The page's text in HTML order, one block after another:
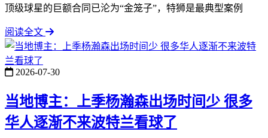
顶级球星的巨额合同已沦为“金笼子”，特狮是最典型案例
阅读全文
2026-07-30
当地博主：上季杨瀚森出场时间少 很多
华人逐渐不来波特兰看球了